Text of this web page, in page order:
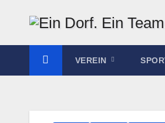
springen
VEREIN